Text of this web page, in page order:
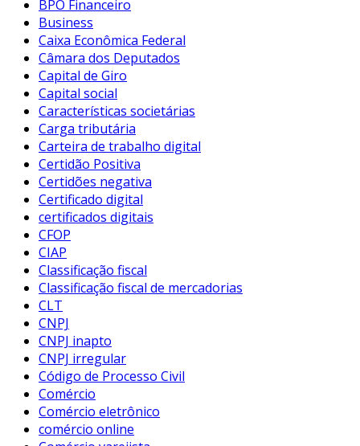
BPO Financeiro
Business
Caixa Econômica Federal
Câmara dos Deputados
Capital de Giro
Capital social
Características societárias
Carga tributária
Carteira de trabalho digital
Certidão Positiva
Certidões negativa
Certificado digital
certificados digitais
CFOP
CIAP
Classificação fiscal
Classificação fiscal de mercadorias
CLT
CNPJ
CNPJ inapto
CNPJ irregular
Código de Processo Civil
Comércio
Comércio eletrônico
comércio online